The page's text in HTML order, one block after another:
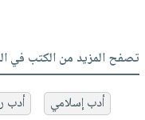
تصفح المزيد من الكتب في
أدب إسلامي أدب